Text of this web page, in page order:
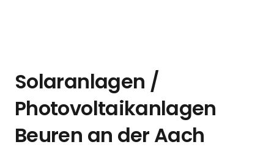
Solaranlagen /
Photovoltaikanlagen
Beuren an der Aach